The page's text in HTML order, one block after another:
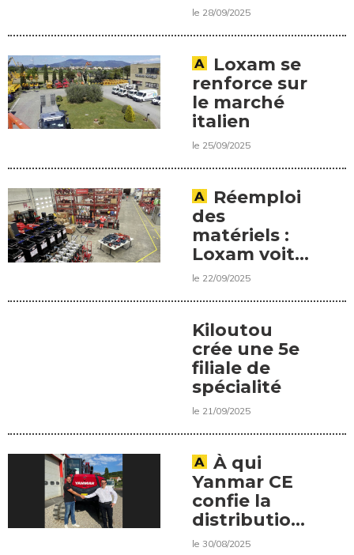
le 28/09/2025
Loxam se
renforce sur
le marché
italien
le 25/09/2025
Réemploi
des
matériels :
Loxam voit
grand
le 22/09/2025
Kiloutou
crée une 5e
filiale de
spécialité
le 21/09/2025
À qui
Yanmar CE
confie la
distribution
de ses
le 30/08/2025